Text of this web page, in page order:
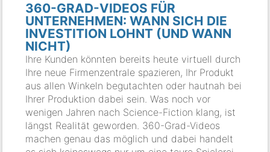
360-GRAD-VIDEOS FÜR
UNTERNEHMEN: WANN SICH DIE
INVESTITION LOHNT (UND WANN
NICHT)
Ihre Kunden könnten bereits heute virtuell durch
Ihre neue Firmenzentrale spazieren, Ihr Produkt
aus allen Winkeln begutachten oder hautnah bei
Ihrer Produktion dabei sein. Was noch vor
wenigen Jahren nach Science-Fiction klang, ist
längst Realität geworden. 360-Grad-Videos
machen genau das möglich und dabei handelt